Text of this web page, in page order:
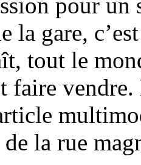
la gare,
tout le
faire
de la rue